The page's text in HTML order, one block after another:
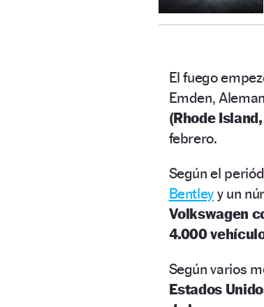
El fuego
Emden,
(Rhode
febrero.
Según el
Bentley y un
Volkswagen
4.000
Según varios
Estados